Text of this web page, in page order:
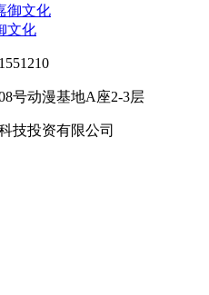
文化
号动漫基地A座2-3层
技投资有限公司